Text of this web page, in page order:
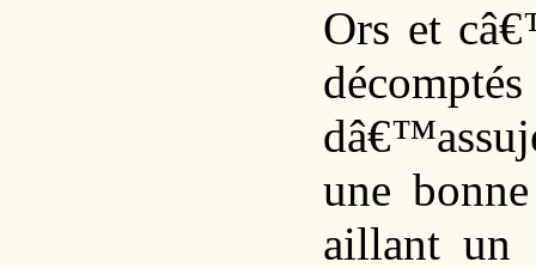
Ors et
une
aillant un